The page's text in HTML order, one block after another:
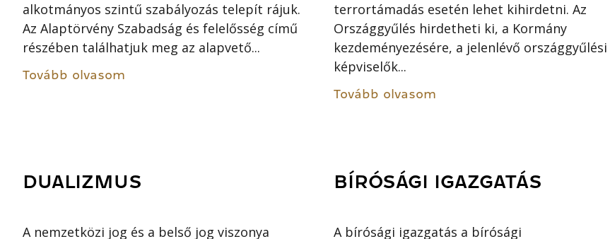
alkotmányos szintű szabályozás telepít rájuk.
Az Alaptörvény Szabadság és felelősség című
részében találhatjuk meg az alapvető...
Tovább olvasom
terrortámadás esetén lehet kihirdetni. Az
Országgyűlés hirdetheti ki, a Kormány
kezdeményezésére, a jelenlévő országgyűlési
képviselők...
Tovább olvasom
DUALIZMUS
A nemzetközi jog és a belső jog viszonya
BÍRÓSÁGI IGAZGATÁS
A bírósági igazgatás a bírósági